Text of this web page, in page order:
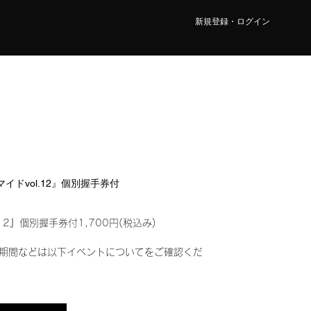
新規登録・ログイン
イドvol.12』個別握手券付
』個別握手券付1,700円(税込み)
間などは以下イベントについてをご確認くだ